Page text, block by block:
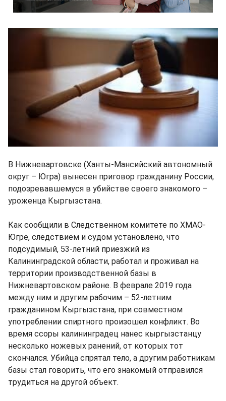
В Нижневартовске (Ханты-Мансийский автономный
округ – Югра) вынесен приговор гражданину России,
подозревавшемуся в убийстве своего знакомого –
уроженца Кыргызстана.
Как сообщили в Следственном комитете по ХМАО-
Югре, следствием и судом установлено, что
подсудимый, 53-летний приезжий из
Калининградской области, работал и проживал на
территории производственной базы в
Нижневартовском районе. В феврале 2019 года
между ним и другим рабочим – 52-летним
гражданином Кыргызстана, при совместном
употреблении спиртного произошел конфликт. Во
время ссоры калининградец нанес кыргызстанцу
несколько ножевых ранений, от которых тот
скончался. Убийца спрятал тело, а другим работникам
базы стал говорить, что его знакомый отправился
трудиться на другой объект.